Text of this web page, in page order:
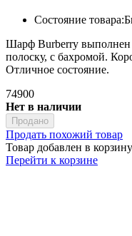
Состояние товара:
Шарф Burberry выполнен
полоску, с бахромой.
Отличное состояние.
74900
Нет в наличии
Продано
Продать похожий товар
Товар добавлен в корзину
Перейти к корзине